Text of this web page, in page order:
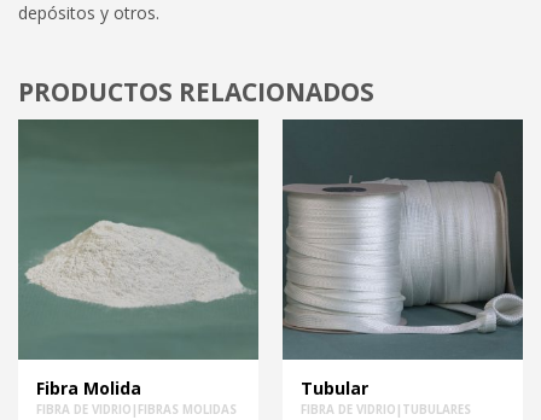
depósitos y otros.
PRODUCTOS RELACIONADOS
Fibra Molida
FIBRA DE VIDRIO|FIBRAS MOLIDAS
Tubular
FIBRA DE VIDRIO|TUBULARES